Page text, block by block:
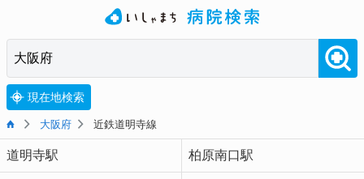
現在地検索
大阪府 近鉄道明寺線
道明寺駅 柏原南口駅